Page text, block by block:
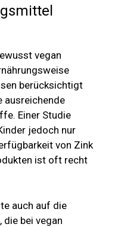
vegan
berücksichtigt
ausreichende
Einer Studie
jedoch nur
von Zink
ist oft recht
auch auf die
bei vegan